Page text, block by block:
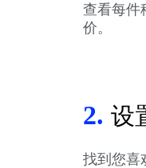
查看每件
价。
2. 设
找到您喜